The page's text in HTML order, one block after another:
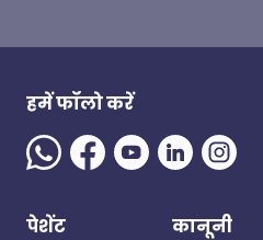
हमें फॉलो करें
पेशेंट कानूनी